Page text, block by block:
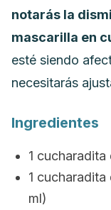
notarás la
mascarilla en
esté siendo
necesitarás
Ingredientes
1
1
ml)